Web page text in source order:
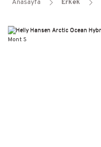
Anasayfa Erkek